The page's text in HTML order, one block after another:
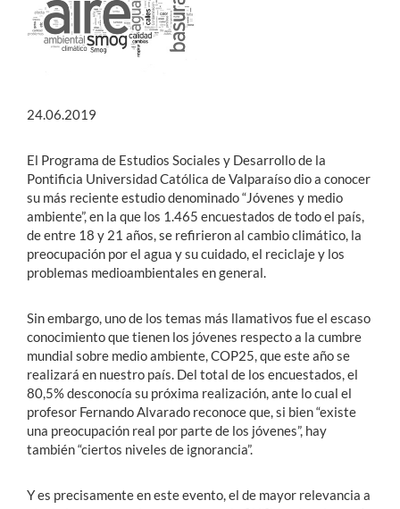
24.06.2019
El Programa de Estudios Sociales y Desarrollo de la
Pontificia Universidad Católica de Valparaíso dio a conocer
su más reciente estudio denominado “Jóvenes y medio
ambiente”, en la que los 1.465 encuestados de todo el país,
de entre 18 y 21 años, se refirieron al cambio climático, la
preocupación por el agua y su cuidado, el reciclaje y los
problemas medioambientales en general.
Sin embargo, uno de los temas más llamativos fue el escaso
conocimiento que tienen los jóvenes respecto a la cumbre
mundial sobre medio ambiente, COP25, que este año se
realizará en nuestro país. Del total de los encuestados, el
80,5% desconocía su próxima realización, ante lo cual el
profesor Fernando Alvarado reconoce que, si bien “existe
una preocupación real por parte de los jóvenes”, hay
también “ciertos niveles de ignorancia”.
Y es precisamente en este evento, el de mayor relevancia a